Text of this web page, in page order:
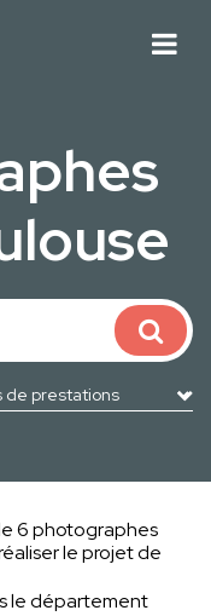
6 photographes
le projet de
le département